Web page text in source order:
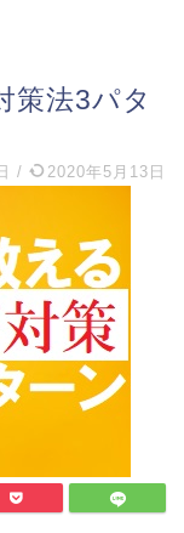
策法3パタ
/ 2020年5月13日